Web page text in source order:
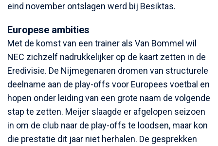
eind november ontslagen werd bij Besiktas.
Europese ambities
Met de komst van een trainer als Van Bommel wil
NEC zichzelf nadrukkelijker op de kaart zetten in de
Eredivisie. De Nijmegenaren dromen van structurele
deelname aan de play-offs voor Europees voetbal en
hopen onder leiding van een grote naam de volgende
stap te zetten. Meijer slaagde er afgelopen seizoen
in om de club naar de play-offs te loodsen, maar kon
die prestatie dit jaar niet herhalen. De gesprekken